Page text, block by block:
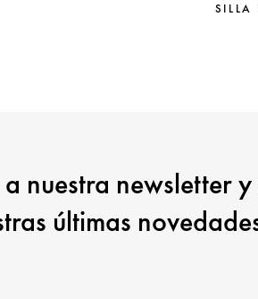
SILLA
nuestra newsletter
últimas